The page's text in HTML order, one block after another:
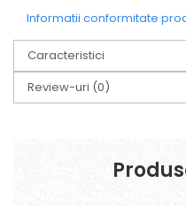
Informatii conformitate
Caracteristici
Review-uri (0)